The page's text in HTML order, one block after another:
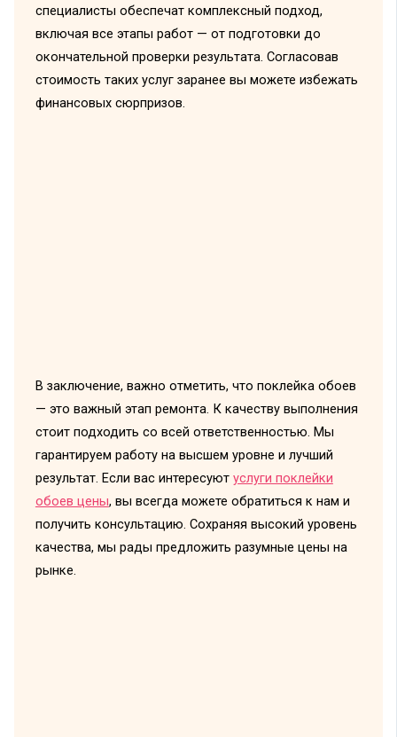
специалисты обеспечат комплексный подход,
включая все этапы работ — от подготовки до
окончательной проверки результата. Согласовав
стоимость таких услуг заранее вы можете избежать
финансовых сюрпризов.
В заключение, важно отметить, что поклейка обоев
— это важный этап ремонта. К качеству выполнения
стоит подходить со всей ответственностью. Мы
гарантируем работу на высшем уровне и лучший
результат. Если вас интересуют услуги поклейки
обоев цены, вы всегда можете обратиться к нам и
получить консультацию. Сохраняя высокий уровень
качества, мы рады предложить разумные цены на
рынке.